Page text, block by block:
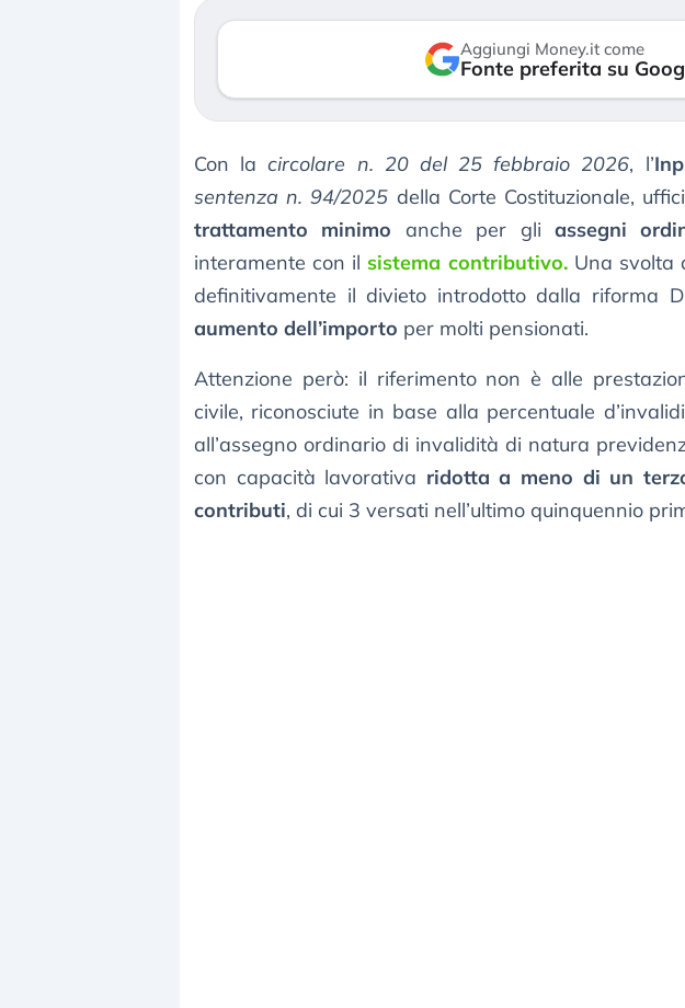
Aggiungi Money.it come
Fonte preferita su
Con lacircolare n. 20 del 25 febbraio 2026, l’
sentenza n. 94/2025 della Corte Costituzionale,
trattamento minimo anche per gli assegni
interamente con il sistema contributivo.Una svolta
definitivamente il divieto introdotto dalla riforma
aumento dell’importo per molti pensionati.
Attenzione però: il riferimento non è alle
civile, riconosciute in base alla percentuale
all’assegno ordinario di invalidità di natura
con capacità lavorativa ridotta a meno di un
contributi, di cui 3 versati nell’ultimo quinquennio
3 agosto 2026
30